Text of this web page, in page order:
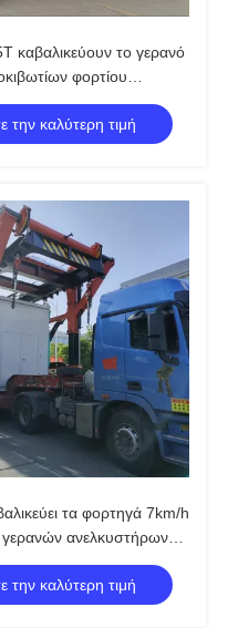
καβαλικεύουν το γερανό
φορτίου
H μεταφορέων
την καλύτερη τιμή
τα φορτηγά 7km/h
ανελκυστήρων
των μεγάλου
την καλύτερη τιμή